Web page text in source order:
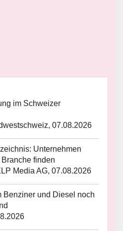
im Schweizer
07.08.2026
Unternehmen
finden
Media AG, 07.08.2026
Benziner und Diesel noch